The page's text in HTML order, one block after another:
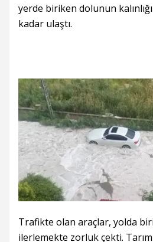
yerde biriken dolunun
kadar ulaştı.
Trafikte olan araçlar, yolda
ilerlemekte zorluk çekti.